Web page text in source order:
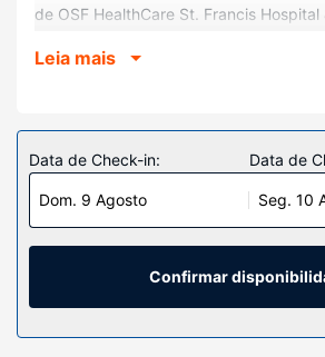
de OSF HealthCare St. Francis
2,8 km (1,8 mi) de Little Bay de Noc e a
Sinta-se em casa num dos 83 quartos
condicionado, um frigorífico e um
internet sem fios permite-lhe estar
final do dia, assista a uma seleção de
casas de banho têm artigos de higiene
de cabelo. As comodidades incluem
Leia mais
Data de Check-in:
Dom. 9 Agosto
Data de
Seg. 10
Confirmar